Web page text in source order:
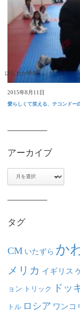
ほんわか映像
2015年8月11日
愛らしくて笑える、テコンドー
アーカイブ
タグ
CM いたずら か
メリカ イギリス
ョン トリック ドッ
トル ロシア ワンコ